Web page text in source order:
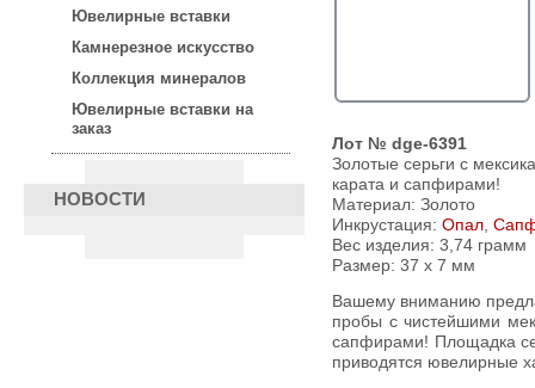
Ювелирные вставки
Камнерезное искусство
Коллекция минералов
Ювелирные вставки на
заказ
НОВОСТИ
Лот № dge-6391
Золотые серьги с
карата и сапфирами!
Материал: Золото
Инкрустация: Опал,
Вес изделия: 3,74 грамм
Размер: 37 х 7 мм
Вашему вниманию предлагаются серьги из желтого золота 585
пробы с чистейшими
сапфирами! Площадка
приводятся ювелирные